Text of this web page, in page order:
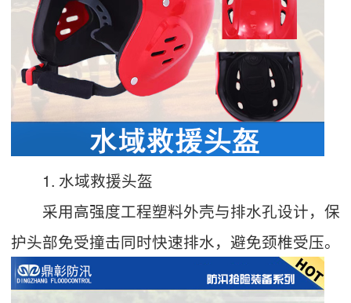
1. 水域救援头盔
采用高强度工程塑料外壳与排水孔设计，保
护头部免受撞击同时快速排水，避免颈椎受压。